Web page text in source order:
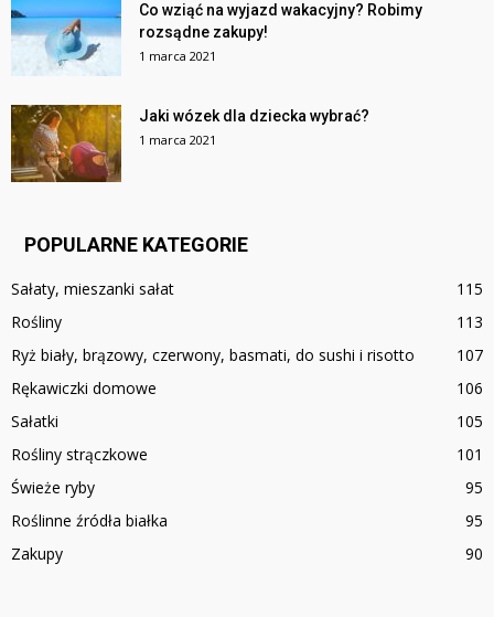
Co wziąć na wyjazd wakacyjny? Robimy
rozsądne zakupy!
1 marca 2021
Jaki wózek dla dziecka wybrać?
1 marca 2021
POPULARNE KATEGORIE
Sałaty, mieszanki sałat
115
Rośliny
113
Ryż biały, brązowy, czerwony, basmati, do sushi i risotto
107
Rękawiczki domowe
106
Sałatki
105
Rośliny strączkowe
101
Świeże ryby
95
Roślinne źródła białka
95
Zakupy
90